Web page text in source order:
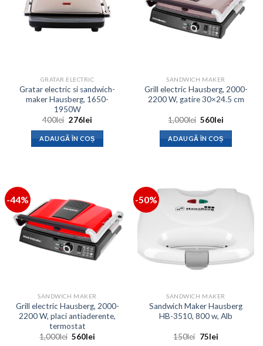
GRATAR ELECTRIC
Gratar electric si sandwich-
maker Hausberg, 1650-
1950W
400lei Prețul
a
fost:
400lei.
276leiPrețul
este:
276lei.
ADAUGĂ ÎN COȘ
SANDWICH MAKER
Grill electric Hausberg, 2000-
2200 W, gatire 30×24.5 cm
1,000lei Prețul
a
fost:
1,000lei.
560lei
ADAUGĂ ÎN COȘ
-44%
SANDWICH MAKER
Grill electric Hausberg, 2000-
2200 W, placi antiaderente,
termostat
1,000lei Prețul
560lei
-50%
SANDWICH MAKER
Sandwich Maker Hausberg
HB-3510, 800 w, Alb
150lei Prețul
75leiPrețul